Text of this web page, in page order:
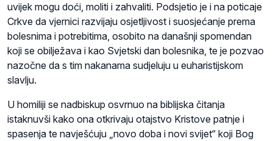
uvijek mogu doći, moliti i zahvaliti. Podsjetio je i na poticaje
Crkve da vjernici razvijaju osjetljivost i suosjećanje prema
bolesnima i potrebitima, osobito na današnji spomendan
koji se obilježava i kao Svjetski dan bolesnika, te je pozvao
nazočne da s tim nakanama sudjeluju u euharistijskom
slavlju.
U homiliji se nadbiskup osvrnuo na biblijska čitanja
istaknuvši kako ona otkrivaju otajstvo Kristove patnje i
spasenja te navješćuju „novo doba i novi svijet“ koji Bog